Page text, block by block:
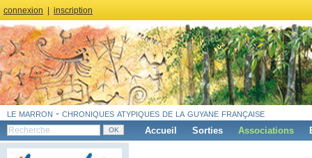
connexion inscription
le marron - chroniques atypiques de la guyane française
Accueil Sorties Associations